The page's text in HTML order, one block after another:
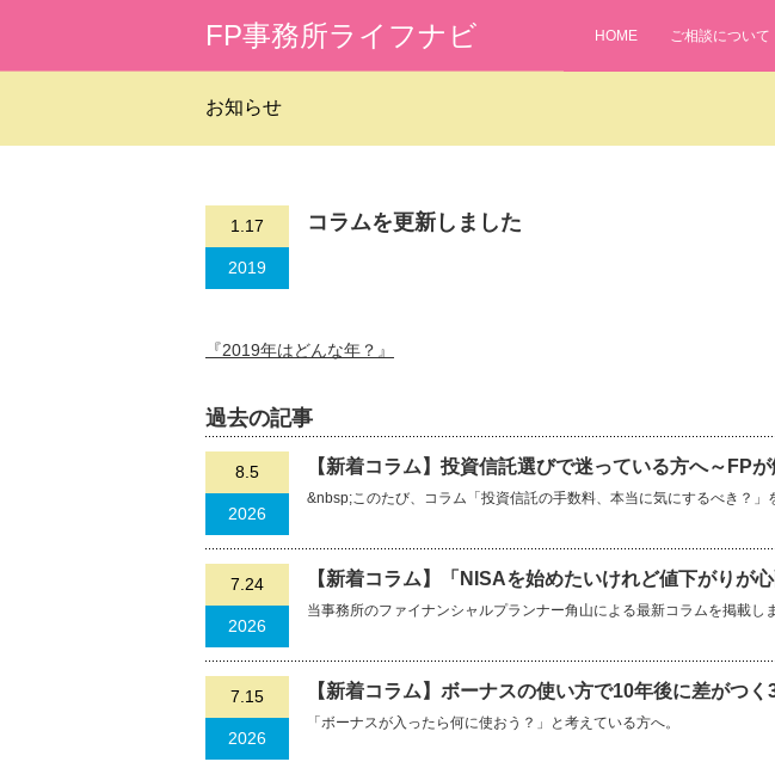
FP事務所ライフナビ HOME ご相談について
お知らせ
1.17
2019
コラムを更新しました
『2019年はどんな年？』
過去の記事
8.5
2026
【新着コラム】投資信託選びで迷っている方へ～FP
&nbsp;このたび、コラム「投資信託の手数料、本当に気にするべき？」
7.24
2026
【新着コラム】「NISAを始めたいけれど値下がりが
当事務所のファイナンシャルプランナー角山による最新コラムを掲載し
7.15
2026
【新着コラム】ボーナスの使い方で10年後に差がつく
「ボーナスが入ったら何に使おう？」と考えている方へ。